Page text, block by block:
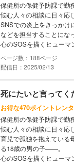
保健所の保健予防課で勤
悩む人々の相談に日々応
SNSでの炎上をきっかけ
などを担当することにな
心のSOSを描くヒューマ
188
配信日：2025/02/13
死にたいと言って
お得な470ポイントレン
保健所の保健予防課で勤
悩む人々の相談に日々応
育児で孤独を抱えている
る18歳の男の子――。
心のSOSを描くヒューマ